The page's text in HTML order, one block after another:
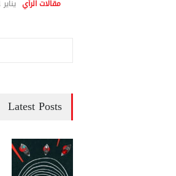
مقالات الرأي يناير 1, 2024
Latest Posts